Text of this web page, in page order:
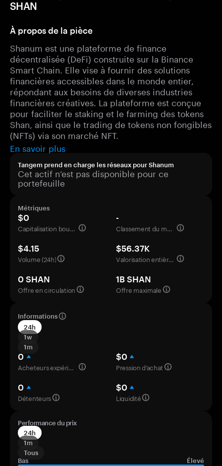
SHAN
À propos de la pièce
Shanum est une plateforme de finance
décentralisée (DeFi) construite sur la Binance
Smart Chain. Elle vise à fournir des solutions
financières accessibles dans le monde entier,
répondant aux besoins de diverses industries
financières créatives. La plateforme est conçue
pour faciliter le staking et le farming des tokens
Shan, ainsi que le trading de tokens non fongibles
(NFTs) via son marché NFT.
En savoir plus
Tangem prend en charge les réseaux pour Shanum
Cet actif n’est pas disponible pour ce
portefeuille
Métriques
$0
Capitalisation boursière
-
Classement du marché
$4.15
Volume (24h)
$56.37K
Valorisation entièrement diluée
0 SHAN
Offre en circulation
1B SHAN
Offre maximale
Informations
24h
1w
1m
0
Acheteurs expérimentés
$0
Pression d’achat
0
Détenteurs
$0
Liquidité
Performance du prix
24h
1m
Tous
Bas
Élevé